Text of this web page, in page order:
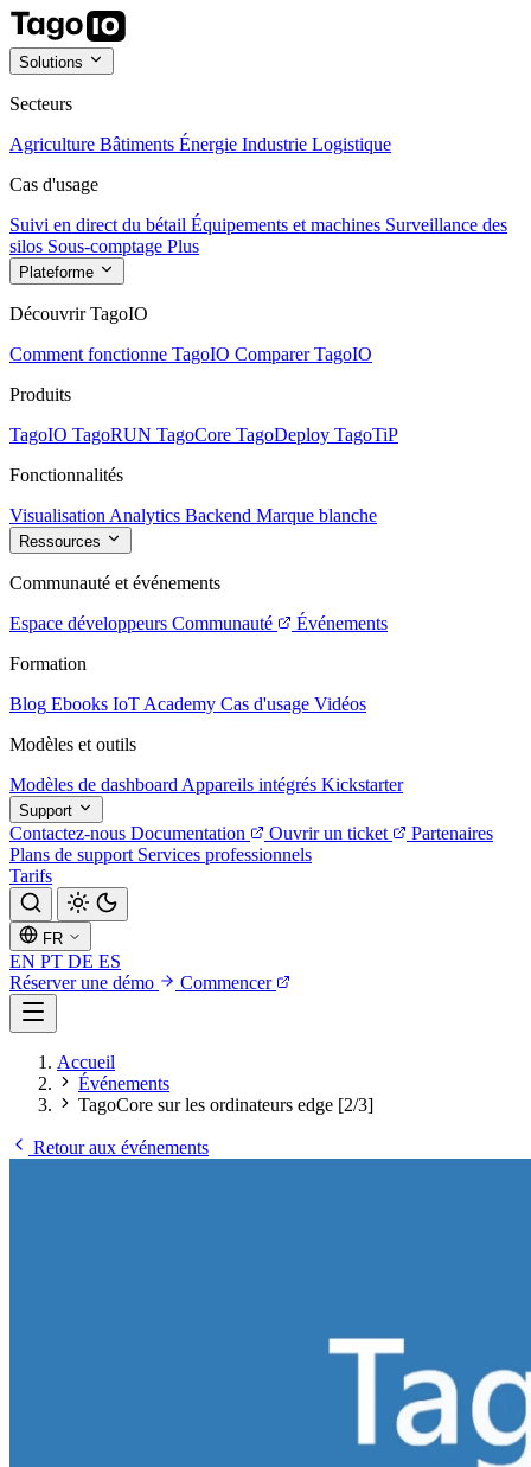
Solutions
Secteurs
Agriculture Bâtiments Énergie Industrie Logistique
Cas d'usage
Suivi en direct du bétail Équipements et machines Surveillance des
silos Sous-comptage Plus
Plateforme
Découvrir TagoIO
Comment fonctionne TagoIO Comparer TagoIO
Produits
TagoIO TagoRUN TagoCore TagoDeploy TagoTiP
Fonctionnalités
Visualisation Analytics Backend Marque blanche
Ressources
Communauté et événements
Espace développeurs Communauté
Événements
Formation
Blog Ebooks IoT Academy Cas d'usage Vidéos
Modèles et outils
Modèles de dashboard Appareils intégrés Kickstarter
Support
Contactez-nous Documentation Ouvrir un ticket
Partenaires
Plans de support Services professionnels
Tarifs
FR
EN PT DE ES
Réserver une démo
Commencer
Accueil
Événements
TagoCore sur les ordinateurs edge [2/3]
Retour aux événements